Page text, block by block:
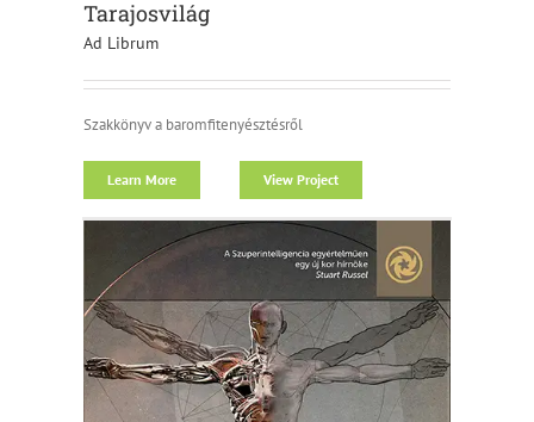
Tarajosvilág
Ad Librum
Szakkönyv a baromfitenyésztésről
Learn More View Project